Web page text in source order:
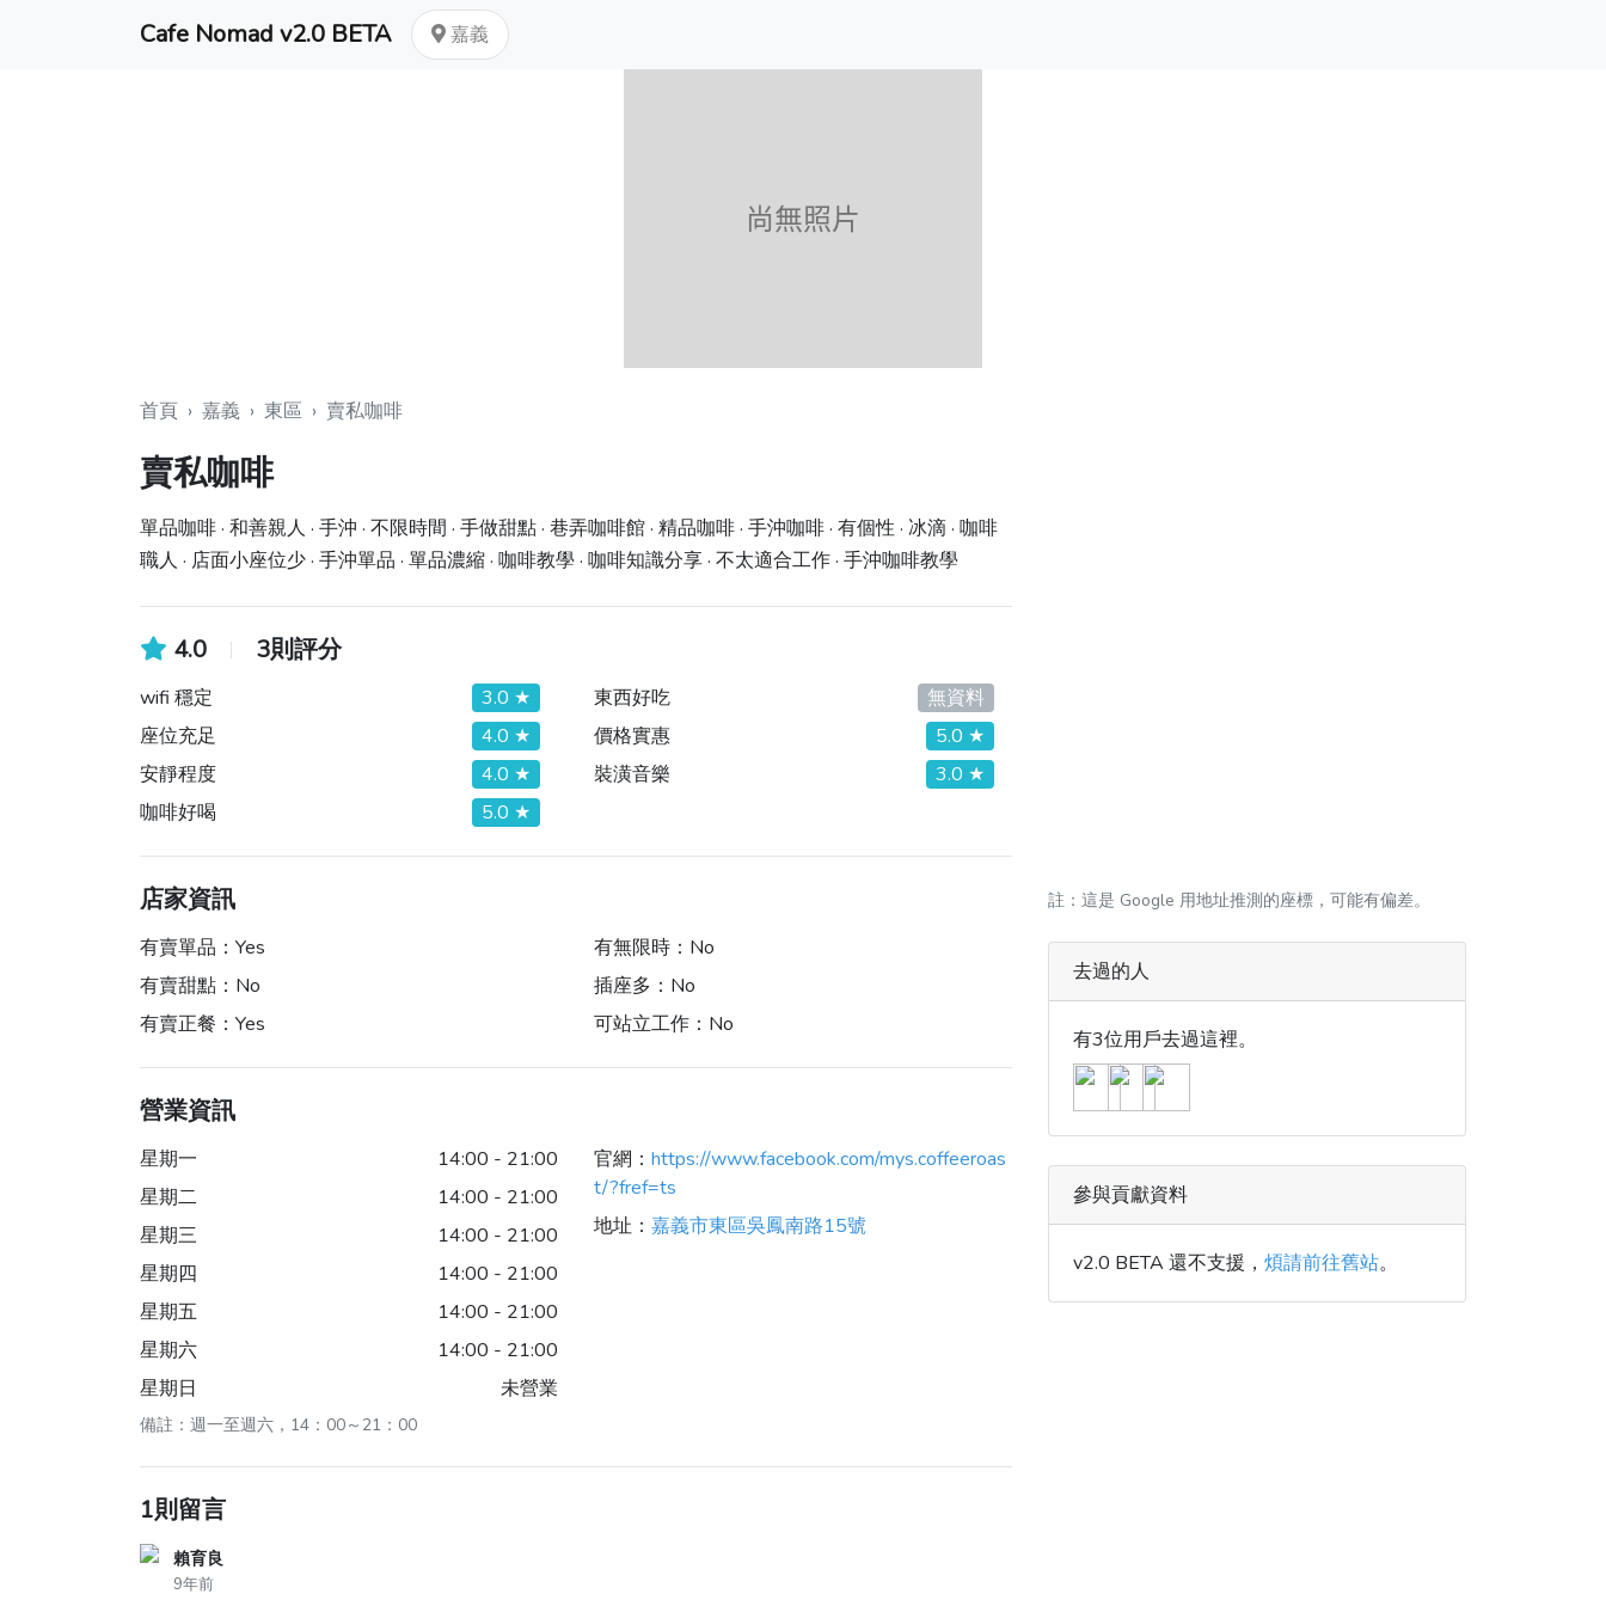
Cafe Nomad v2.0 BETA 嘉義
首頁 › 嘉義 › 東區 › 賣私咖啡
賣私咖啡
單品咖啡 · 和善親人 · 手沖 · 不限時間 · 手做甜點 · 巷弄咖啡館 · 精品咖啡 · 手沖咖啡 · 有個性 · 冰滴 · 咖啡
職人 · 店面小座位少 · 手沖單品 · 單品濃縮 · 咖啡教學 · 咖啡知識分享 · 不太適合工作 · 手沖咖啡教學
4.0 3則評分
wifi 穩定
3.0 ★
座位充足
4.0 ★
安靜程度
4.0 ★
咖啡好喝
5.0 ★
東西好吃
無資料
價格實惠
5.0 ★
裝潢音樂
3.0 ★
店家資訊
有賣單品： Yes
有賣甜點： No
有賣正餐： Yes
有無限時： No
插座多： No
可站立工作： No
營業資訊
星期一
14:00 - 21:00
星期二
14:00 - 21:00
星期三
14:00 - 21:00
星期四
14:00 - 21:00
星期五
14:00 - 21:00
星期六
14:00 - 21:00
星期日
未營業
備註：週一至週六，14：00～21：00
官網： https://www.facebook.com/mys.coffeeroas
t/?fref=ts
地址： 嘉義市東區吳鳳南路15號
1則留言
賴育良
9年前
註：這是 Google 用地址推測的座標，可能有偏差。
去過的人
有3位用戶去過這裡。
參與貢獻資料
v2.0 BETA 還不支援， 煩請前往舊站。